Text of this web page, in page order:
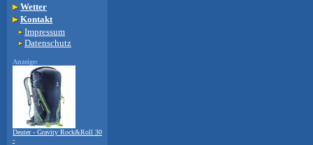
Wetter
Kontakt
Impressum
Datenschutz
Anzeige:
Deuter - Gravity Rock&Roll 30
-